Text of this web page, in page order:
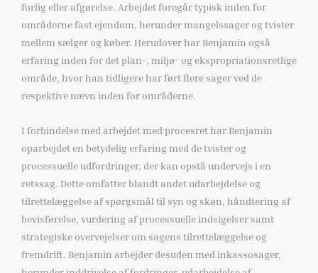
forlig eller afgørelse. Arbejdet foregår typisk inden for
områderne fast ejendom, herunder mangelssager og tvister
mellem sælger og køber. Herudover har Benjamin også
erfaring inden for det plan-, miljø- og ekspropriationsretlige
område, hvor han tidligere har ført flere sager ved de
respektive nævn inden for områderne.
I forbindelse med arbejdet med procesret har Benjamin
oparbejdet en betydelig erfaring med de tvister og
processuelle udfordringer, der kan opstå undervejs i en
retssag. Dette omfatter blandt andet udarbejdelse og
tilrettelæggelse af spørgsmål til syn og skøn, håndtering af
bevisførelse, vurdering af processuelle indsigelser samt
strategiske overvejelser om sagens tilrettelæggelse og
fremdrift. Benjamin arbejder desuden med inkassosager,